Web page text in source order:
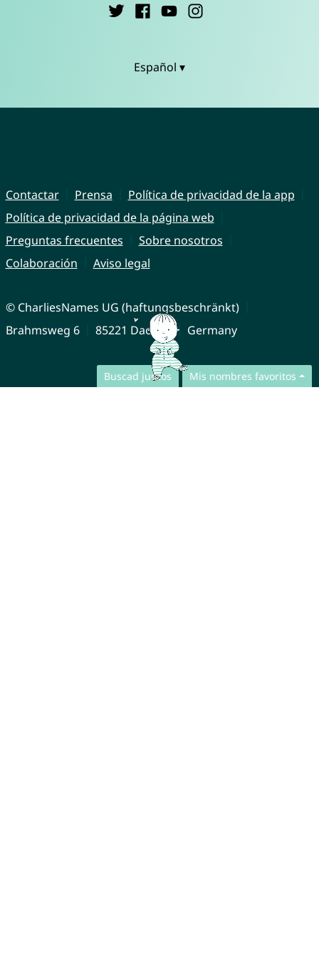
Buscad juntos Mis nombres favoritos
Español ▾
Contactar Prensa
Política de privacidad de la app
Política de privacidad de la página web
Preguntas frecuentes
Sobre nosotros
Colaboración
Aviso legal
© CharliesNames UG (haftungsbeschränkt)
Brahmsweg 6
85221 Dachau Germany